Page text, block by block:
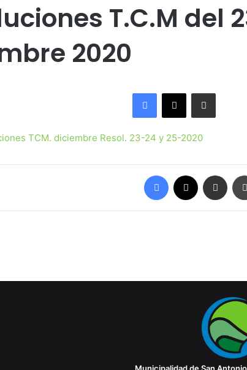
T.C.M del
2020
Facebook
X Compartir por correo
TCM. diciembre Resol. 23-24 y 25-2020
Facebook Compartir